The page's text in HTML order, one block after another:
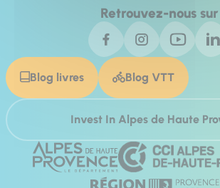
Retrouvez-nous sur
Blog livres Blog VTT
Invest In Alpes de Haute